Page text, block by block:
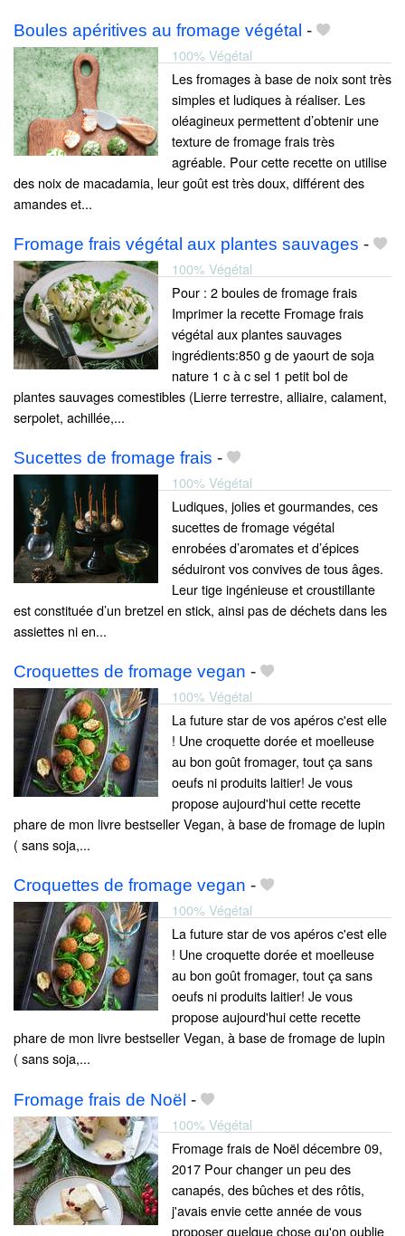
Boules apéritives au fromage végétal -
100% Végétal
Les fromages à base de noix sont très
simples et ludiques à réaliser. Les
oléagineux permettent d’obtenir une
texture de fromage frais très
agréable. Pour cette recette on utilise
des noix de macadamia, leur goût est très doux, différent des
amandes et...
Fromage frais végétal aux plantes sauvages -
100% Végétal
Pour : 2 boules de fromage frais
Imprimer la recette Fromage frais
végétal aux plantes sauvages
ingrédients:850 g de yaourt de soja
nature 1 c à c sel 1 petit bol de
plantes sauvages comestibles (Lierre terrestre, alliaire, calament,
serpolet, achillée,...
Sucettes de fromage frais -
100% Végétal
Ludiques, jolies et gourmandes, ces
sucettes de fromage végétal
enrobées d’aromates et d’épices
séduiront vos convives de tous âges.
Leur tige ingénieuse et croustillante
est constituée d’un bretzel en stick, ainsi pas de déchets dans les
assiettes ni en...
Croquettes de fromage vegan -
100% Végétal
La future star de vos apéros c'est elle
! Une croquette dorée et moelleuse
au bon goût fromager, tout ça sans
oeufs ni produits laitier! Je vous
propose aujourd'hui cette recette
phare de mon livre bestseller Vegan, à base de fromage de lupin
( sans soja,...
Croquettes de fromage vegan -
100% Végétal
La future star de vos apéros c'est elle
! Une croquette dorée et moelleuse
au bon goût fromager, tout ça sans
oeufs ni produits laitier! Je vous
propose aujourd'hui cette recette
phare de mon livre bestseller Vegan, à base de fromage de lupin
( sans soja,...
Fromage frais de Noël -
100% Végétal
Fromage frais de Noël décembre 09,
2017 Pour changer un peu des
canapés, des bûches et des rôtis,
j'avais envie cette année de vous
proposer quelque chose qu'on oublie